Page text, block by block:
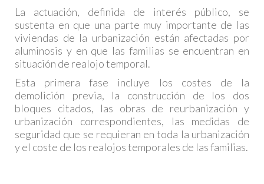
La actuación, definida de interés público, se
sustenta en que una parte muy importante de las
viviendas de la urbanización están afectadas por
aluminosis y en que las familias se encuentran en
situación de realojo temporal.
Esta primera fase incluye los costes de la
demolición previa, la construcción de los dos
bloques citados, las obras de reurbanización y
urbanización correspondientes, las medidas de
seguridad que se requieran en toda la urbanización
y el coste de los realojos temporales de las familias.